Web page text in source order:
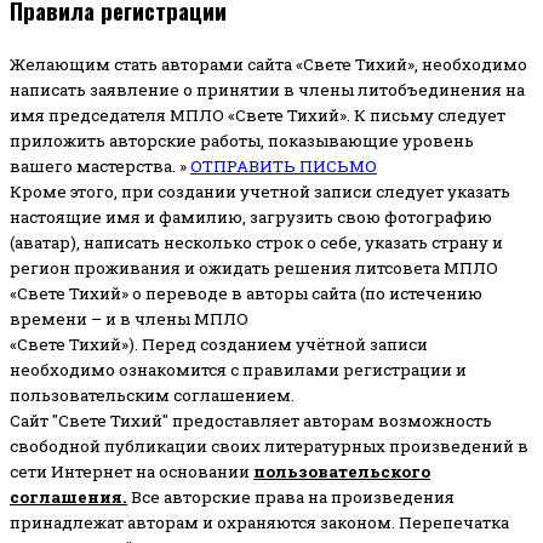
Правила регистрации
Желающим стать авторами сайта «Свете Тихий», необходимо
написать заявление о принятии в члены литобъединения на
имя председателя МПЛО «Свете Тихий». К письму следует
приложить авторские работы, показывающие уровень
вашего мастерства. »ОТПРАВИТЬ ПИСЬМО
Кроме этого, при создании учетной записи следует указать
настоящие имя и фамилию, загрузить свою фотографию
(аватар), написать несколько строк о себе, указать страну и
регион проживания и ожидать решения литсовета МПЛО
«Свете Тихий» о переводе в авторы сайта (по истечению
времени – и в члены МПЛО
«Свете Тихий»). Перед созданием учётной записи
необходимо ознакомится с правилами регистрации и
пользовательским соглашением.
Сайт "Свете Тихий" предоставляет авторам возможность
свободной публикации своих литературных произведений в
сети Интернет на основании пользовательского
соглашения. Все авторские права на произведения
принадлежат авторам и охраняются законом. Перепечатка